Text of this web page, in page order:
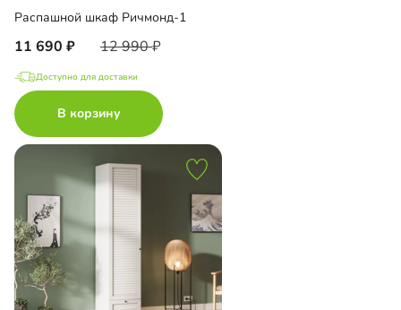
Распашной шкаф Ричмонд-1
11 690 12 990
Доступно для доставки
В корзину